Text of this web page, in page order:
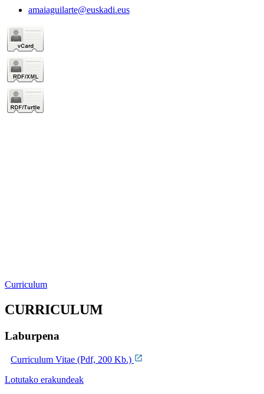
amaiaguilarte@euskadi.eus
Curriculum
CURRICULUM
Laburpena
Curriculum Vitae (Pdf, 200 Kb.)
Lotutako erakundeak